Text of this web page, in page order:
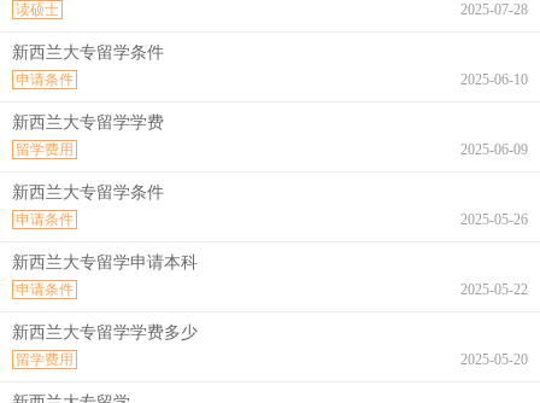
2025-07-28
读硕士
新西兰大专留学条件
2025-06-10
申请条件
新西兰大专留学学费
2025-06-09
留学费用
新西兰大专留学条件
2025-05-26
申请条件
新西兰大专留学申请本科
2025-05-22
申请条件
新西兰大专留学学费多少
2025-05-20
留学费用